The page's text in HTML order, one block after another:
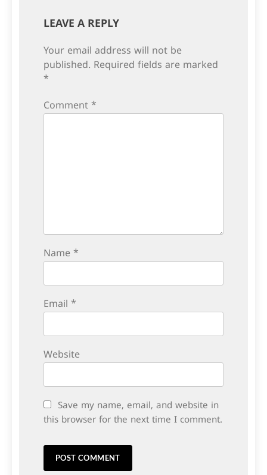
LEAVE A REPLY
Your email address will not be
published. Required fields are marked
*
Comment *
Name *
Email *
Website
Save my name, email, and website in
this browser for the next time I comment.